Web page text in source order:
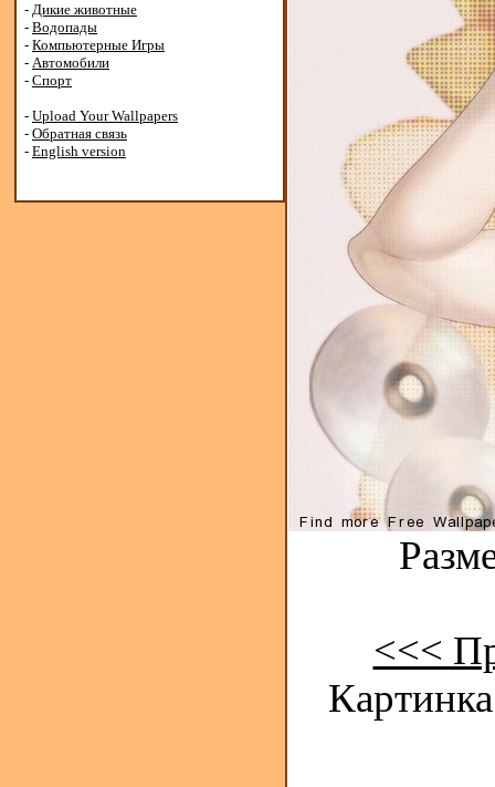
- Дикие животные
- Водопады
- Компьютерные Игры
- Автомобили
- Спорт
- Upload Your Wallpapers
- Обратная связь
- English version
<<<